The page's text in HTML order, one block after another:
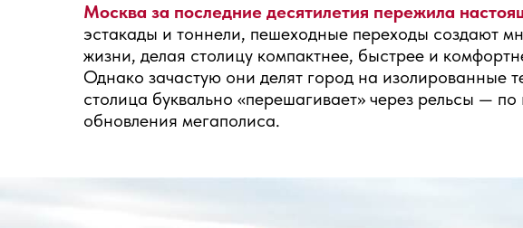
Москва за последние десятилетия пережила
эстакады и тоннели, пешеходные переходы создают
жизни, делая столицу компактнее, быстрее и
Однако зачастую они делят город на изолированные
столица буквально «перешагивает» через рельсы —
обновления мегаполиса.